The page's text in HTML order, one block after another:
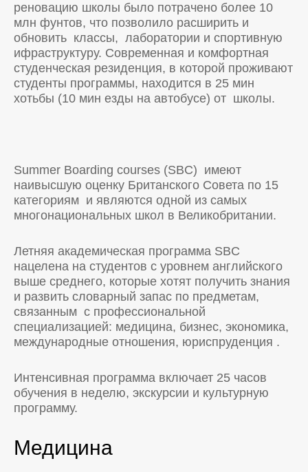
реновацию школы было потрачено более 10
млн фунтов, что позволило расширить и
обновить классы, лаборатории и спортивную
ифраструктуру. Современная и комфортная
студенческая резиденция, в которой проживают
студенты программы, находится в 25 мин
хотьбы (10 мин езды на автобусе) от школы.
Summer Boarding courses (SBC) имеют
наивысшую оценку Британского Совета по 15
категориям и являются одной из самых
многонациональных школ в Великобритании.
Летняя академическая программа SBC
нацелена на студентов с уровнем английского
выше среднего, которые хотят получить знания
и развить словарный запас по предметам,
связанным с профессиональной
специализацией: медицина, бизнес, экономика,
международные отношения, юриспруденция .
Интенсивная программа включает 25 часов
обучения в неделю, экскурсии и культурную
программу.
Медицина